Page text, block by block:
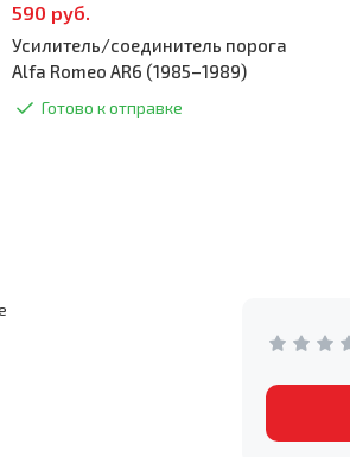
590 руб.
Усилитель/соединитель порога
Alfa Romeo AR6 (1985–1989)
Готово к отправке